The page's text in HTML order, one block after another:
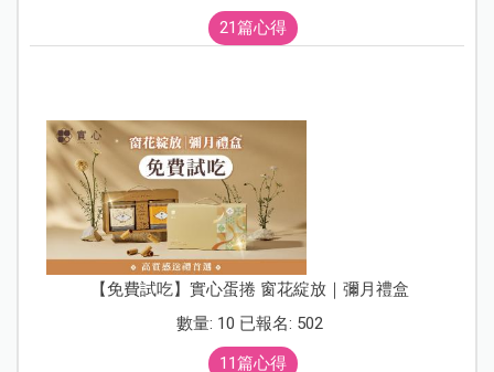
21篇心得
【免費試吃】實心蛋捲 窗花綻放｜彌月禮盒
數量: 10 已報名: 502
11篇心得